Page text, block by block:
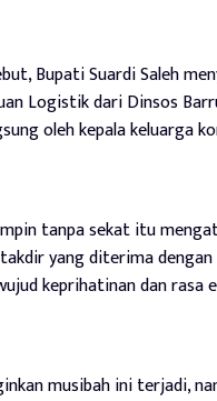
Bupati Suardi Saleh
Logistik dari Dinsos
oleh kepala keluarga
tanpa sekat itu
yang diterima
keprihatinan dan rasa
musibah ini terjadi,